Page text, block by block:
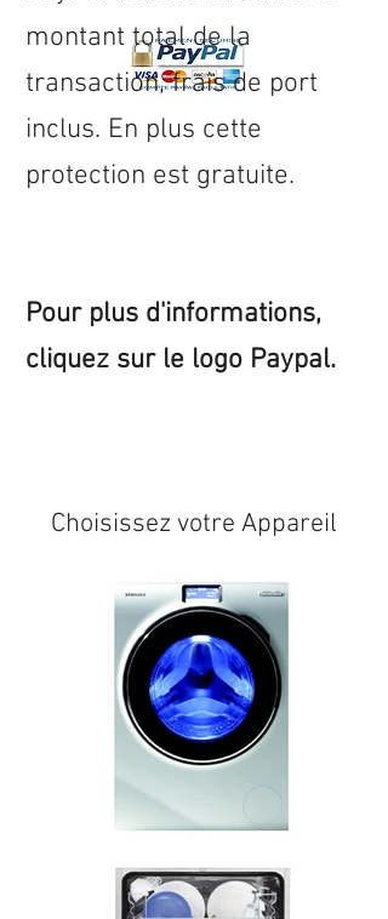
montant total de la
transaction, frais de port
inclus. En plus cette
protection est gratuite.
Pour plus d'informations,
cliquez sur le logo Paypal.
Choisissez votre Appareil